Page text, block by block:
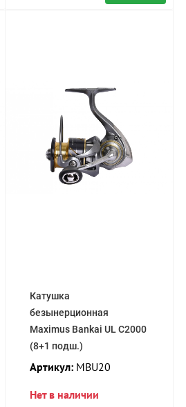
Катушка
безынерционная
Maximus Bankai UL C2000
(8+1 подш.)
Артикул:MBU20
Нет в наличии